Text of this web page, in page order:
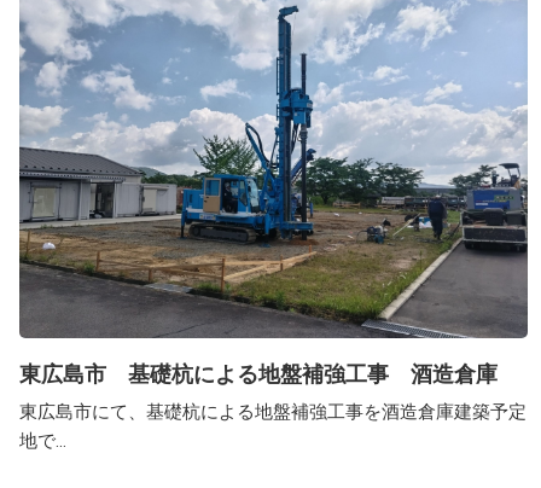
東広島市 基礎杭による地盤補強工事 酒造倉庫
東広島市にて、基礎杭による地盤補強工事を酒造倉庫建築予定
地で...